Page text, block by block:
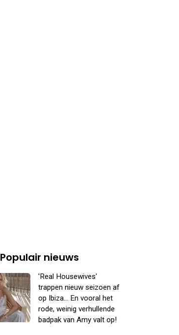
Populair nieuws
'Real Housewives'
trappen nieuw seizoen af
op Ibiza... En vooral het
rode, weinig verhullende
badpak van Amy valt op!